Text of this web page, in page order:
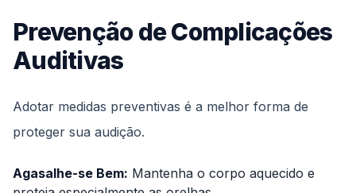
Prevenção de Complicações
Auditivas
Adotar medidas preventivas é a melhor forma de
proteger sua audição.
Agasalhe-se Bem: Mantenha o corpo aquecido e